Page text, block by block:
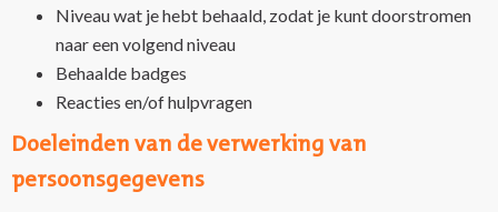
Niveau wat je hebt behaald, zodat je kunt doorstromen
naar een volgend niveau
Behaalde badges
Reacties en/of hulpvragen
Doeleinden van de verwerking van
persoonsgegevens